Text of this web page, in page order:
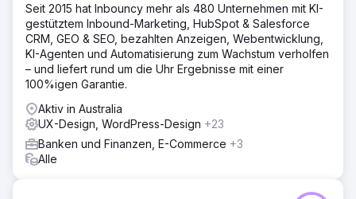
Lösung
Unser Team erkannte die einzigartigen
Herausforderungen und Chancen ihrer Branche und
verfolgte einen vielschichtigen Ansatz, der SEO-
Verbesserungen, maßgeschneidertes Content-Marketing,
gezielte Social-Media-Kampagnen und datengesteuerte
PPC-Strategien integrierte. Durch die Optimierung jeder
Facette des digitalen Fußabdrucks von Adobe wollten wir
ein zusammenhängendes und dynamisches Online-
Ökosystem schaffen, das nicht nur mehr Verkehr anzieht,
sondern diesen Verkehr auch in treue Kunden umwandelt
Seit 2015 hat Inbouncy mehr als 480 Unternehmen mit KI-
gestütztem Inbound-Marketing, HubSpot & Salesforce
CRM, GEO & SEO, bezahlten Anzeigen, Webentwicklung,
KI-Agenten und Automatisierung zum Wachstum verholfen
– und liefert rund um die Uhr Ergebnisse mit einer
100%igen Garantie.
Aktiv in Australia
UX-Design, WordPress-Design +23
Banken und Finanzen, E-Commerce +3
Alle